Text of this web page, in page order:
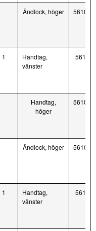
Ändlock, höger
1
Handtag,
vänster
Handtag,
höger
Ändlock, höger
1
Handtag,
vänster